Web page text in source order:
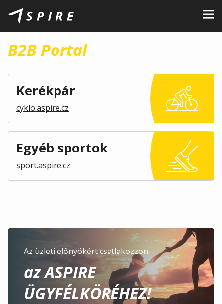
Rólunk
Karrier
Blog
B2B Portal
Kerékpár
cyklo.aspire.cz
Egyéb sportok
sport.aspire.cz
Az üzleti előnyökért csatlakozzon
az ASPIRE
ÜGYFÉLKÖRÉHEZ!